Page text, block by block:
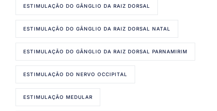
ESTIMULAÇÃO DO GÂNGLIO DA RAIZ DORSAL
ESTIMULAÇÃO DO GÂNGLIO DA RAIZ DORSAL NATAL
ESTIMULAÇÃO DO GÂNGLIO DA RAIZ DORSAL PARNAMIRIM
ESTIMULAÇÃO DO NERVO OCCIPITAL
ESTIMULAÇÃO MEDULAR